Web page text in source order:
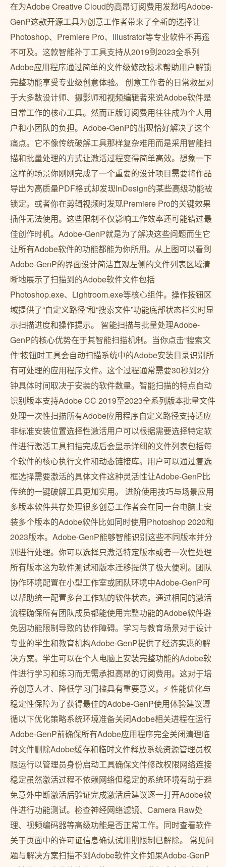
在为Adobe Creative Cloud的高昂订阅费用发愁吗Adobe-
GenP这款开源工具为创意工作者带来了全新的选择让
Photoshop、Premiere Pro、Illustrator等专业软件不再遥
不可及。这款智能补丁工具支持从2019到2023全系列
Adobe应用程序通过简单的文件级修改技术帮助用户解锁
完整功能享受专业级创意体验。 创意工作者的日常救星对
于大多数设计师、摄影师和视频编辑者来说Adobe软件是
日常工作的核心工具。然而正版订阅费用往往成为个人用
户和小团队的负担。Adobe-GenP的出现恰好解决了这个
痛点。它不像传统破解工具那样复杂难用而是采用智能扫
描和批量处理的方式让激活过程变得简单高效。想象一下
这样的场景你刚刚完成了一个重要的设计项目需要将作品
导出为高质量PDF格式却发现InDesign的某些高级功能被
锁定。或者你在剪辑视频时发现Premiere Pro的关键效果
插件无法使用。这些限制不仅影响工作效率还可能错过最
佳创作时机。Adobe-GenP就是为了解决这些问题而生它
让所有Adobe软件的功能都能为你所用。从上图可以看到
Adobe-GenP的界面设计简洁直观左侧的文件列表区域清
晰地展示了扫描到的Adobe软件文件包括
Photoshop.exe、Lightroom.exe等核心组件。操作按钮区
域提供了“自定义路径”和“搜索文件”功能底部状态栏实时显
示扫描进度和操作提示。 智能扫描与批量处理Adobe-
GenP的核心优势在于其智能扫描机制。当你点击“搜索文
件”按钮时工具会自动扫描系统中的Adobe安装目录识别所
有可处理的应用程序文件。这个过程通常需要30秒到2分
钟具体时间取决于安装的软件数量。智能扫描的特点自动
识别版本支持Adobe CC 2019至2023全系列版本批量文件
处理一次性扫描所有Adobe应用程序自定义路径支持适应
非标准安装位置选择性激活用户可以根据需要选择特定软
件进行激活工具扫描完成后会显示详细的文件列表包括每
个软件的核心执行文件和动态链接库。用户可以通过复选
框选择需要激活的具体文件这种灵活性让Adobe-GenP比
传统的一键破解工具更加实用。️ 进阶使用技巧与场景应用
多版本软件共存处理很多创意工作者会在同一台电脑上安
装多个版本的Adobe软件比如同时使用Photoshop 2020和
2023版本。Adobe-GenP能够智能识别这些不同版本并分
别进行处理。你可以选择只激活特定版本或者一次性处理
所有版本这为软件测试和版本迁移提供了极大便利。团队
协作环境配置在小型工作室或团队环境中Adobe-GenP可
以帮助统一配置多台工作站的软件状态。通过相同的激活
流程确保所有团队成员都能使用完整功能的Adobe软件避
免因功能限制导致的协作障碍。学习与教育场景对于设计
专业的学生和教育机构Adobe-GenP提供了经济实惠的解
决方案。学生可以在个人电脑上安装完整功能的Adobe软
件进行学习和练习而无需承担高昂的订阅费用。这对于培
养创意人才、降低学习门槛具有重要意义。⚡ 性能优化与
稳定性保障为了获得最佳的Adobe-GenP使用体验建议遵
循以下优化策略系统环境准备关闭Adobe相关进程在运行
Adobe-GenP前确保所有Adobe应用程序完全关闭清理临
时文件删除Adobe缓存和临时文件释放系统资源管理员权
限运行以管理员身份启动工具确保文件修改权限网络连接
稳定虽然激活过程不依赖网络但稳定的系统环境有助于避
免意外中断激活后验证完成激活后建议逐一打开Adobe软
件进行功能测试。检查神经网络滤镜、Camera Raw处
理、视频编码器等高级功能是否正常工作。同时查看软件
关于页面中的许可证信息确认试用期限制已解除。 常见问
题与解决方案扫描不到Adobe软件文件如果Adobe-GenP